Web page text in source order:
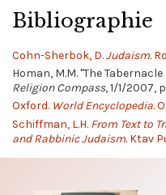
Bibliographie
Cohn-Sherbok, D.Judaism.
Homan, M.M. "The
Religion Compass, 1/1/2007,
Oxford. World Encyclopedia.
Schiffman, L.H. From Text to
and Rabbinic Judaism.Ktav